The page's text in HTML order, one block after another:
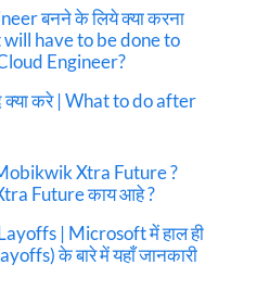
बनने के लिये क्या करना
will have to be done to
Engineer?
क्या करे | What to do after
Xtra Future ?
Future काय आहे ?
| Microsoft में हाल ही
के बारे में यहाँ जानकारी